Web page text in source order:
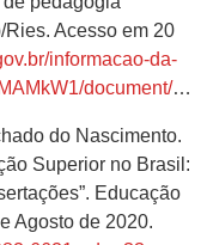
Acesso em 20
informacao-da-
document/id/489875
do Nascimento.
Superior no Brasil:
Educação
Agosto de 2020.